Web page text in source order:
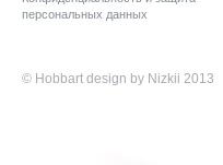
персональных данных
© Hobbart design by Nizkii 2013